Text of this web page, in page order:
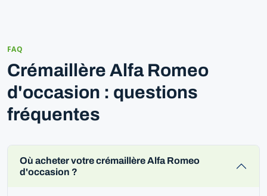
FAQ
Crémaillère Alfa Romeo
d'occasion : questions
fréquentes
Où acheter votre crémaillère Alfa Romeo
d'occasion ?